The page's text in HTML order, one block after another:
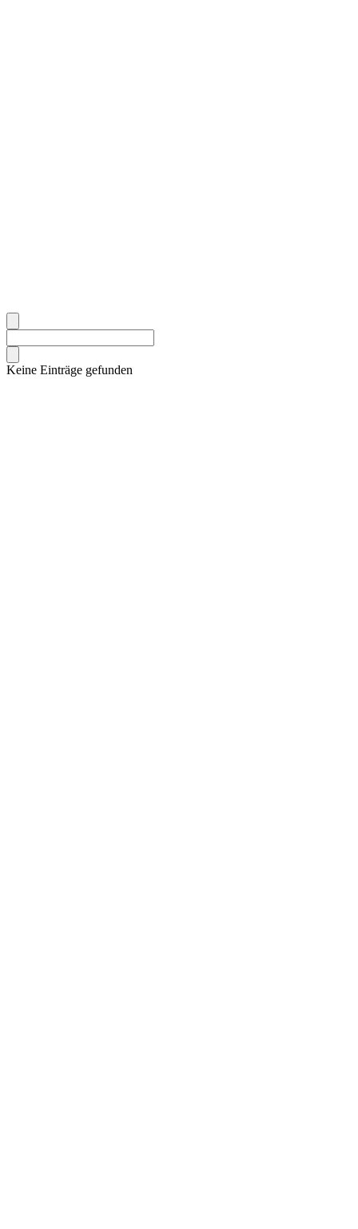
Keine Einträge gefunden